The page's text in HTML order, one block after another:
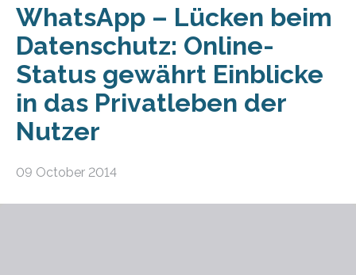
WhatsApp – Lücken beim
Datenschutz: Online-
Status gewährt Einblicke
in das Privatleben der
Nutzer
09 October 2014